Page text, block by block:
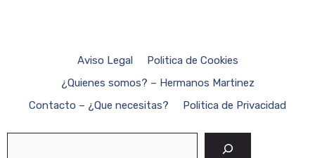
Aviso Legal
Politica de Cookies
¿Quienes somos? – Hermanos Martinez
Contacto – ¿Que necesitas?
Politica de Privacidad